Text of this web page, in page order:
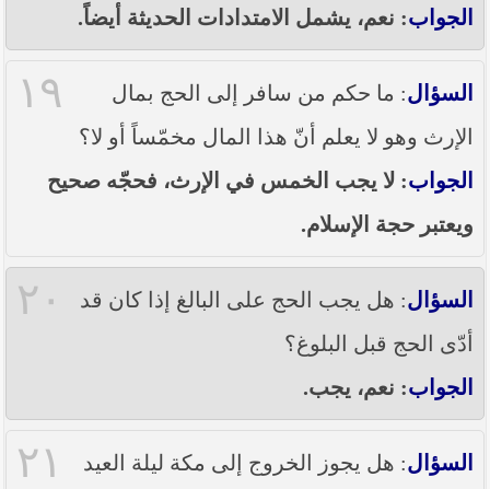
الجواب: نعم، يشمل الامتدادات الحديثة أيضاً.
١٩ السؤال: ما حكم من سافر إلى الحج بمال
الإرث وهو لا يعلم أنّ هذا المال مخمّساً أو لا؟
الجواب: لا يجب الخمس في الإرث، فحجّه صحيح
ويعتبر حجة الإسلام.
٢٠ السؤال: هل يجب الحج على البالغ إذا كان قد
أدّى الحج قبل البلوغ؟
الجواب: نعم، يجب.
٢١ السؤال: هل يجوز الخروج إلى مكة ليلة العيد